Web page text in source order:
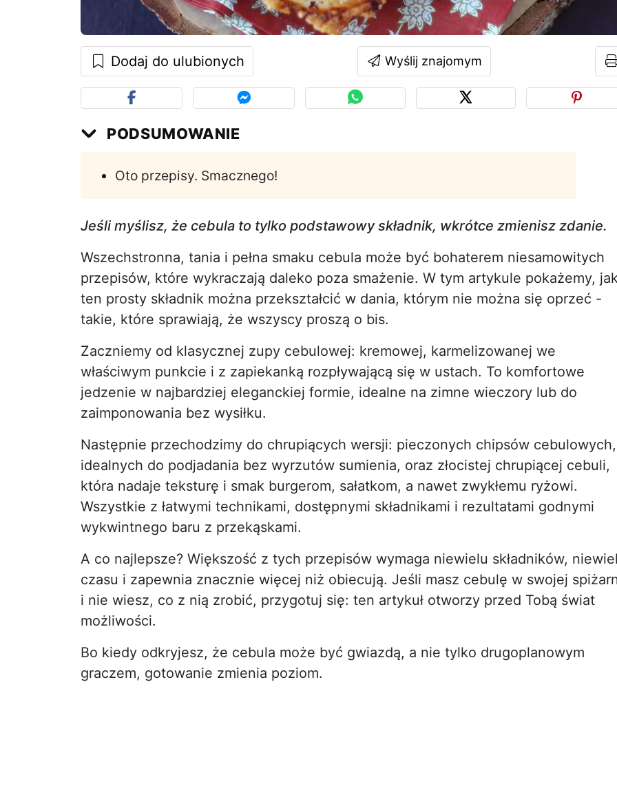
Dodaj do ulubionych Wyślij znajomym
PODSUMOWANIE
Oto przepisy. Smacznego!
Jeśli myślisz, że cebula to tylko podstawowy składnik, wkrótce zmienisz zdanie.
Wszechstronna, tania i pełna smaku cebula może być bohaterem niesamowitych
przepisów, które wykraczają daleko poza smażenie. W tym artykule pokażemy, jak
ten prosty składnik można przekształcić w dania, którym nie można się oprzeć -
takie, które sprawiają, że wszyscy proszą o bis.
Zaczniemy od klasycznej zupy cebulowej: kremowej, karmelizowanej we
właściwym punkcie i z zapiekanką rozpływającą się w ustach. To komfortowe
jedzenie w najbardziej eleganckiej formie, idealne na zimne wieczory lub do
zaimponowania bez wysiłku.
Następnie przechodzimy do chrupiących wersji: pieczonych chipsów cebulowych,
idealnych do podjadania bez wyrzutów sumienia, oraz złocistej chrupiącej cebuli,
która nadaje teksturę i smak burgerom, sałatkom, a nawet zwykłemu ryżowi.
Wszystkie z łatwymi technikami, dostępnymi składnikami i rezultatami godnymi
wykwintnego baru z przekąskami.
A co najlepsze? Większość z tych przepisów wymaga niewielu składników,
czasu i zapewnia znacznie więcej niż obiecują. Jeśli masz cebulę w swojej
i nie wiesz, co z nią zrobić, przygotuj się: ten artykuł otworzy przed Tobą świat
możliwości.
Bo kiedy odkryjesz, że cebula może być gwiazdą, a nie tylko drugoplanowym
graczem, gotowanie zmienia poziom.